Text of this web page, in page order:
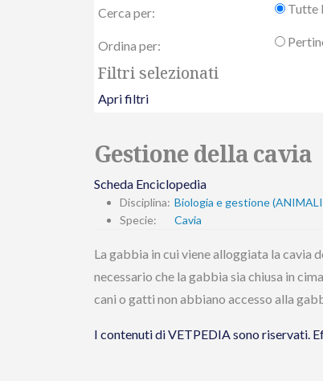
Cerca per: Tutte
Ordina per:
Filtri selezionati
Apri filtri
Gestione della cavia
Scheda Enciclopedia
Disciplina: Biologia e gestione
Specie:
Cavia
La gabbia in cui viene alloggiata la cavia
necessario che la gabbia sia chiusa in
cani o gatti non abbiano accesso alla
I contenuti di VETPEDIA sono riservati.